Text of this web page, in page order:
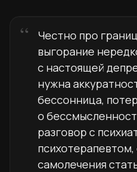
Честно про
выгорание
с настоящей
нужна
бессонница,
о
разговор с
психотерапевтом,
самолечения